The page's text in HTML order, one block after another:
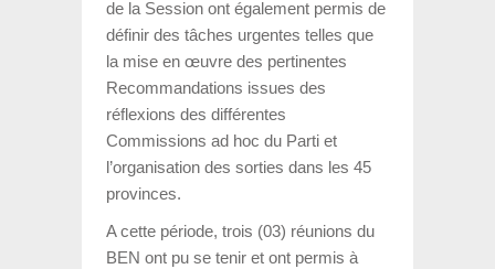
de la Session ont également permis de
définir des tâches urgentes telles que
la mise en œuvre des pertinentes
Recommandations issues des
réflexions des différentes
Commissions ad hoc du Parti et
l’organisation des sorties dans les 45
provinces.
A cette période, trois (03) réunions du
BEN ont pu se tenir et ont permis à